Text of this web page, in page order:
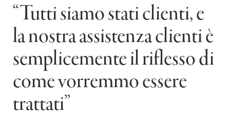
“Tutti siamo stati clienti, e
la nostra assistenza clienti è
semplicemente il riflesso di
come vorremmo essere
trattati”